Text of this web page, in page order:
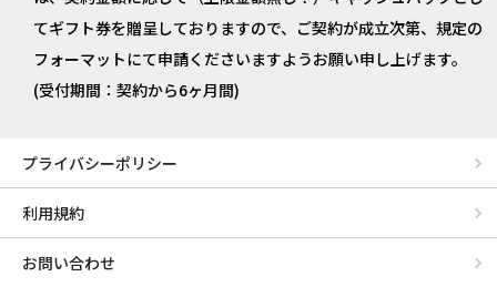
てギフト券を贈呈しておりますので、ご契約が成立次第、規定の
フォーマットにて申請くださいますようお願い申し上げます。
(受付期間：契約から6ヶ月間)
プライバシーポリシー
利用規約
お問い合わせ